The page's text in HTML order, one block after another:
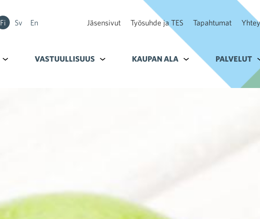
Fi Sv En Jäsensivut Työsuhde ja TES Tapahtumat
Alavalikko kohteelle Tavoitteet
VASTUULLISUUS Alavalikko kohteelle Vastuullisuus
KAUPAN ALA Alavalikko kohteelle
PALVELUT